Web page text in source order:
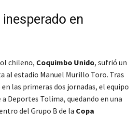
en
chileno, Coquimbo Unido, sufrió un
al estadio Manuel Murillo Toro. Tras
las primeras dos jornadas, el equipo
Deportes Tolima, quedando en una
del Grupo B de la Copa